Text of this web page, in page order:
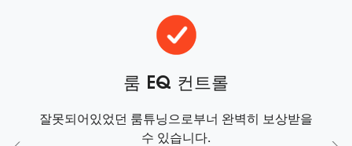
룸 EQ 컨트롤
잘못되어있었던 룸튜닝으로부너 완벽히 보상받을
수 있습니다.